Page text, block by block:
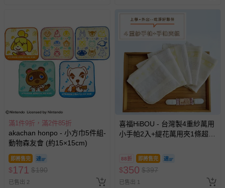
滿1件9折，滿2件85折
akachan honpo - 小方巾5件組-
動物森友會 (約15×15cm)
即將售完
$171 $190
已售出 2
喜福HiBOU - 台灣製4重紗萬用
小手帕2入+緹花萬用夾1條超值
寶寶紗布巾-圖騰小鹿手帕+日
本專利夾
88折 即將售完
$350 $397
已售出 1